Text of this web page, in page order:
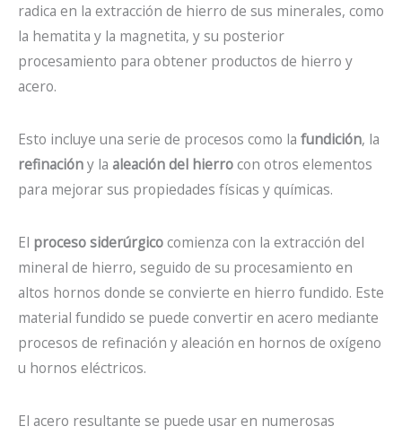
radica en la extracción de hierro de sus minerales, como
la hematita y la magnetita, y su posterior
procesamiento para obtener productos de hierro y
acero.
Esto incluye una serie de procesos como la fundición, la
refinacióny la aleación del hierrocon otros elementos
para mejorar sus propiedades físicas y químicas.
El proceso siderúrgicocomienza con la extracción del
mineral de hierro, seguido de su procesamiento en
altos hornos donde se convierte en hierro fundido. Este
material fundido se puede convertir en acero mediante
procesos de refinación y aleación en hornos de oxígeno
u hornos eléctricos.
El acero resultante se puede usar en numerosas